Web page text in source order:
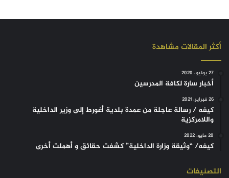
أكثر المقالات مشاهدة
27 يونيو، 2020
أخبار سارة لكافة المدرسين
26 فبراير، 2021
كيفه / رسالة عاجلة من عمدة بلدية أغورط إلى وزير الداخلية
واللامركزية
20 مايو، 2022
كيفه/ “وثيقة وزارة الداخلية” كشفت حقائق و أهملت أخرى
التصنيفات